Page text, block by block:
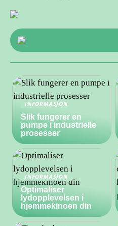
INFORMASJON
Slik fungerer en
pumpe i industrielle
prosesser
INFORMASJON
Optimaliser
lydopplevelsen i
hjemmekinoen din